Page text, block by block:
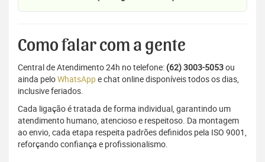
Como falar com a gente
Central de Atendimento 24h no telefone: (62) 3003-5053ou
ainda peloWhatsAppe chat online disponíveis todos os dias,
inclusive feriados.
Cada ligação é tratada de forma individual, garantindo um
atendimento humano, atencioso e respeitoso. Da montagem
ao envio, cada etapa respeita padrões definidos pela ISO 9001,
reforçando confiança e profissionalismo.